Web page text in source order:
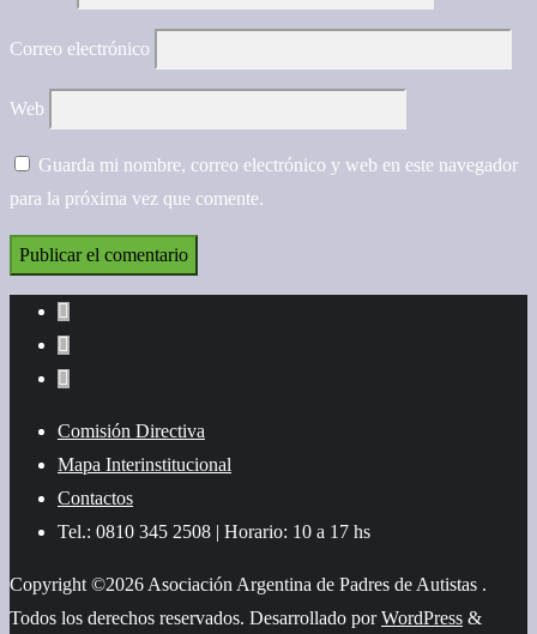
Correo electrónico
Web
Guarda mi nombre, correo electrónico y web en este navegador
para la próxima vez que comente.
Comisión Directiva
Mapa Interinstitucional
Contactos
Tel.: 0810 345 2508 | Horario: 10 a 17 hs
Copyright ©2026 Asociación Argentina de Padres de Autistas .
Todos los derechos reservados. Desarrollado porWordPress &